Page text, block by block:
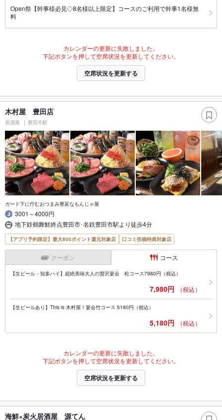
Open祭【幹事様必見◇8名様以上限定】コースのご利用で幹事1名様無
料
カレンダーの更新に失敗しました。
下記ボタンを押して空席状況を更新してください。
空席状況を更新する
木村屋 豊田店
居酒屋 豊田市駅
ガード下に佇むおつまみ豊富なもんじゃ屋
3001～4000円
地下鉄鶴舞鮮終点豊田市･名鉄豊田市駅より徒歩4分
【アプリ予約限定】最大800ポイント還元対象店 口コミ投稿特典対象店
クーポン コース
【生ビール・知多ハイ】超絶美味大人の贅沢宴会 松コース7980円（税込）
7,980円 （税込）
【生ビールあり】This is 木村屋！宴会竹コース 5180円（税込）
5,180円 （税込）
カレンダーの更新に失敗しました。
下記ボタンを押して空席状況を更新してください。
空席状況を更新する
海鮮×炭火居酒屋 源てん